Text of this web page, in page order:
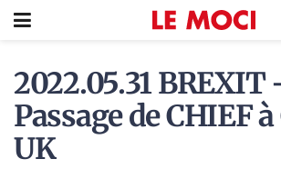
2022.05.31 BREXIT
Passage de CHIEF à
UK